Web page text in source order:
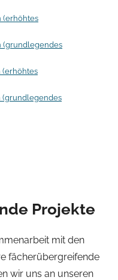
(erhöhtes
(grundlegendes
(erhöhtes
(grundlegendes
Projekte
mit den
fächerübergreifende
wir uns an unseren